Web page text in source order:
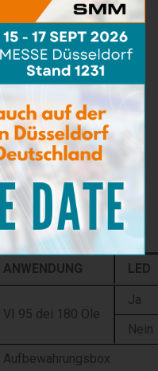
V3T erlaubt die
von
zu 14 %.
100 °C oder einer
ANWENDUNG LED
VI 95 dei 180 Öle
Ja
Nein
Aufbewahrungsbox